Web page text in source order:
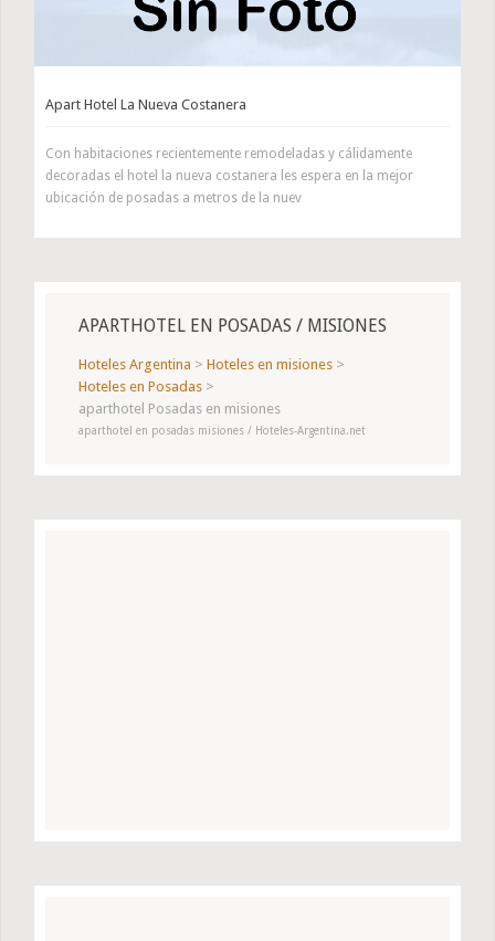
Apart Hotel La Nueva Costanera
Con habitaciones recientemente remodeladas y cálidamente
decoradas el hotel la nueva costanera les espera en la mejor
ubicación de posadas a metros de la nuev
APARTHOTEL EN POSADAS / MISIONES
Hoteles Argentina > Hoteles en misiones >
Hoteles en Posadas >
aparthotel Posadas en misiones
aparthotel en posadas misiones / Hoteles-Argentina.net